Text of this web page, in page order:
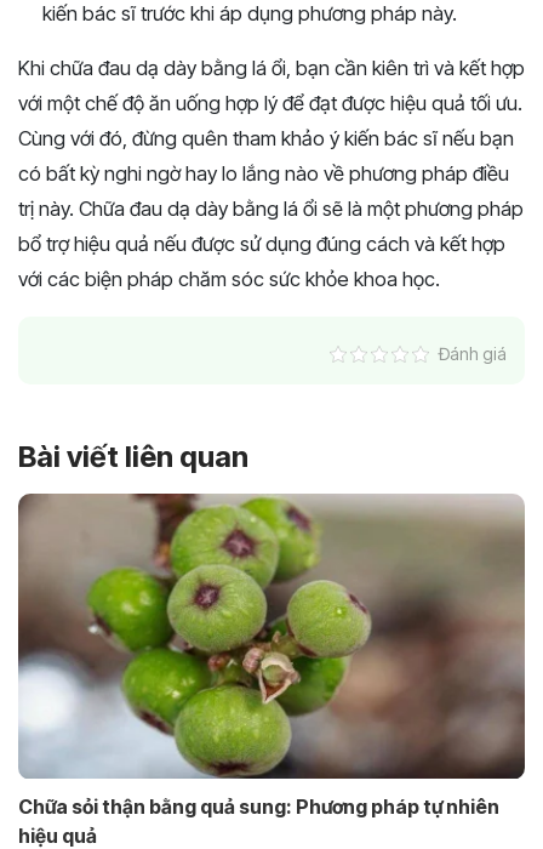
kiến bác sĩ trước khi áp dụng phương pháp này.
Khi chữa đau dạ dày bằng lá ổi, bạn cần kiên trì và kết hợp
với một chế độ ăn uống hợp lý để đạt được hiệu quả tối ưu.
Cùng với đó, đừng quên tham khảo ý kiến bác sĩ nếu bạn
có bất kỳ nghi ngờ hay lo lắng nào về phương pháp điều
trị này. Chữa đau dạ dày bằng lá ổi sẽ là một phương pháp
bổ trợ hiệu quả nếu được sử dụng đúng cách và kết hợp
với các biện pháp chăm sóc sức khỏe khoa học.
Đánh giá
Bài viết liên quan
Chữa sỏi thận bằng quả sung: Phương pháp tự nhiên
hiệu quả